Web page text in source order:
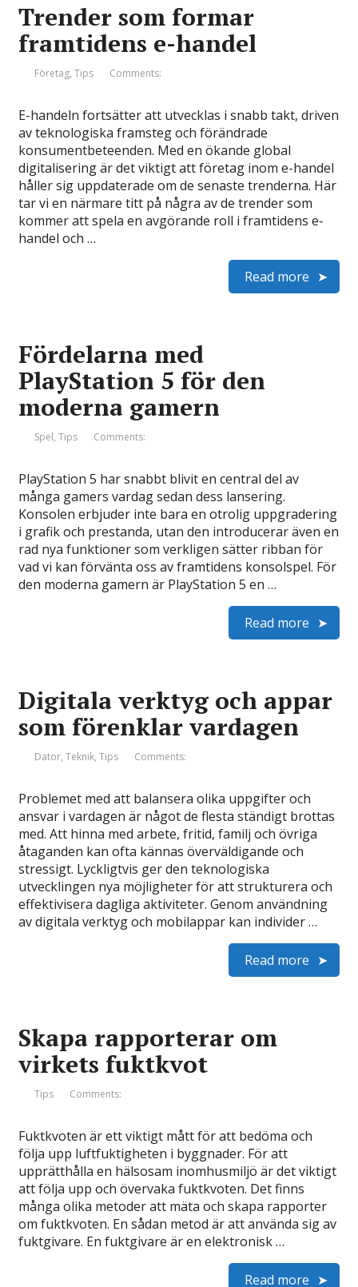
Trender som formar
framtidens e-handel
Företag,Tips Comments:
E-handeln fortsätter att utvecklas i snabb takt, driven
av teknologiska framsteg och förändrade
konsumentbeteenden. Med en ökande global
digitalisering är det viktigt att företag inom e-handel
håller sig uppdaterade om de senaste trenderna. Här
tar vi en närmare titt på några av de trender som
kommer att spela en avgörande roll i framtidens e-
handel och …
Read more
Fördelarna med
PlayStation 5 för den
moderna gamern
Spel,Tips Comments:
PlayStation 5 har snabbt blivit en central del av
många gamers vardag sedan dess lansering.
Konsolen erbjuder inte bara en otrolig uppgradering
i grafik och prestanda, utan den introducerar även en
rad nya funktioner som verkligen sätter ribban för
vad vi kan förvänta oss av framtidens konsolspel. För
den moderna gamern är PlayStation 5 en …
Read more
Digitala verktyg och appar
som förenklar vardagen
Dator,Teknik,Tips Comments:
Problemet med att balansera olika uppgifter och
ansvar i vardagen är något de flesta ständigt brottas
med. Att hinna med arbete, fritid, familj och övriga
åtaganden kan ofta kännas överväldigande och
stressigt. Lyckligtvis ger den teknologiska
utvecklingen nya möjligheter för att strukturera och
effektivisera dagliga aktiviteter. Genom användning
av digitala verktyg och mobilappar kan individer …
Read more
Skapa rapporterar om
virkets fuktkvot
Tips Comments:
Fuktkvoten är ett viktigt mått för att bedöma och
följa upp luftfuktigheten i byggnader. För att
upprätthålla en hälsosam inomhusmiljö är det viktigt
att följa upp och övervaka fuktkvoten. Det finns
många olika metoder att mäta och skapa rapporter
om fuktkvoten. En sådan metod är att använda sig av
fuktgivare. En fuktgivare är en elektronisk …
Read more